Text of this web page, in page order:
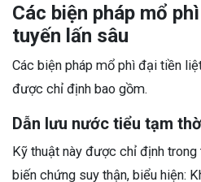
Các biện pháp mổ
tuyến lấn sâu
Các biện pháp mổ phì đại tiền
được chỉ định bao gồm.
Dẫn lưu nước tiểu tạm
Kỹ thuật này được chỉ định trong
biến chứng suy thận, biểu hiện: